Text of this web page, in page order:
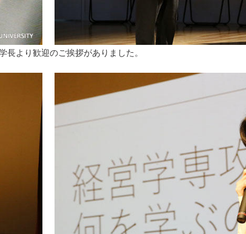
より歓迎のご挨拶がありました。